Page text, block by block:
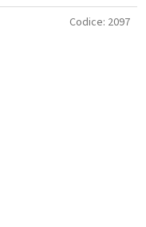
Codice: 2097